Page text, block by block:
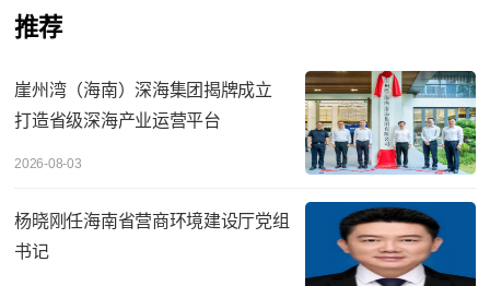
推荐
崖州湾（海南）深海集团揭牌成立
打造省级深海产业运营平台
2026-08-03
杨晓刚任海南省营商环境建设厅党组
书记